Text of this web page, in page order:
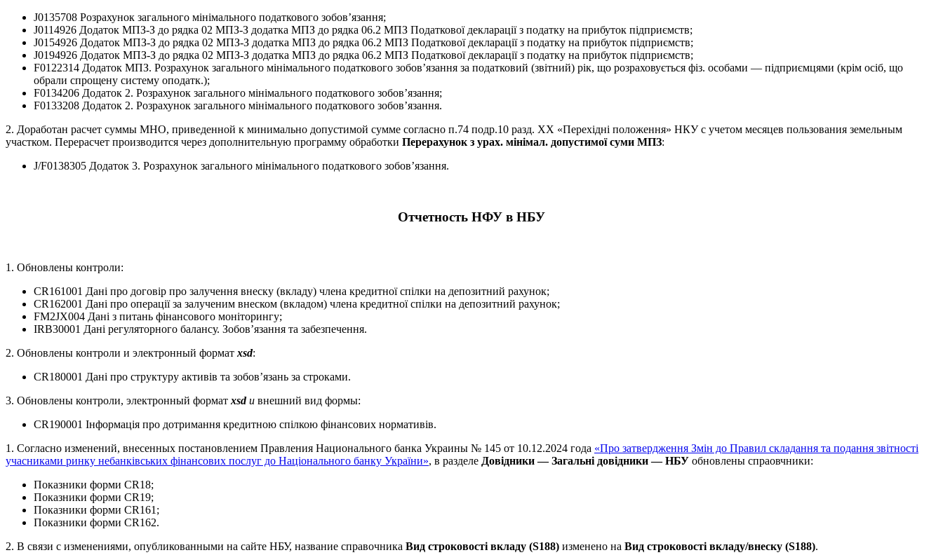
J0135708 Розрахунок загального мінімального податкового зобов’язання;
J0114926 Додаток МПЗ-З до рядка 02 МПЗ-З додатка МПЗ до рядка 06.2 МПЗ Податкової декларації з податку на прибуток підприємств;
J0154926 Додаток МПЗ-З до рядка 02 МПЗ-З додатка МПЗ до рядка 06.2 МПЗ Податкової декларації з податку на прибуток підприємств;
J0194926 Додаток МПЗ-З до рядка 02 МПЗ-З додатка МПЗ до рядка 06.2 МПЗ Податкової декларації з податку на прибуток підприємств;
F0122314 Додаток МПЗ. Розрахунок загального мінімального податкового зобов’язання за податковий (звітний) рік, що розраховується фіз. особами — підприємцями (крім осіб, що
обрали спрощену систему оподатк.);
F0134206 Додаток 2. Розрахунок загального мінімального податкового зобов’язання;
F0133208 Додаток 2. Розрахунок загального мінімального податкового зобов’язання.
2. Доработан расчет суммы МНО, приведенной к минимально допустимой сумме согласно п.74 подр.10 разд. ХХ «Перехідні положення» НКУ с учетом месяцев пользования земельным
участком. Перерасчет производится через дополнительную программу обработки Перерахунок з урах. мінімал. допустимої суми МПЗ:
J/F0138305 Додаток 3. Розрахунок загального мінімального податкового зобов’язання.
Отчетность НФУ в НБУ
1. Обновлены контроли:
CR161001 Дані про договір про залучення внеску (вкладу) члена кредитної спілки на депозитний рахунок;
CR162001 Дані про операції за залученим внеском (вкладом) члена кредитної спілки на депозитний рахунок;
FM2JX004 Дані з питань фінансового моніторингу;
IRB30001 Дані регуляторного балансу. Зобов’язання та забезпечення.
2. Обновлены контроли и электронный форматxsd:
CR180001 Дані про структуру активів та зобов’язань за строками.
3. Обновлены контроли, электронный форматxsdи внешний вид формы:
CR190001 Інформація про дотримання кредитною спілкою фінансових нормативів.
1. Согласно изменений, внесенных постановлением Правления Национального банка Украины № 145 от 10.12.2024 года «Про затвердження Змін до Правил складання та подання звітності
учасниками ринку небанківських фінансових послуг до Національного банку України», в разделе Довідники — Загальні довідники — НБУ обновлены спраовчники:
Показники форми CR18;
Показники форми CR19;
Показники форми CR161;
Показники форми CR162.
2. В связи с изменениями, опубликованными на сайте НБУ, название справочника Вид строковості вкладу (S188) изменено на Вид строковості вкладу/внеску (S188).